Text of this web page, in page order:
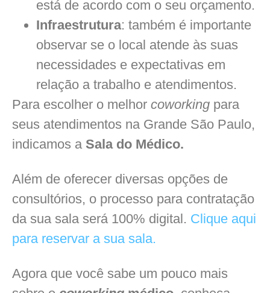
está de acordo com o seu orçamento.
Infraestrutura: também é importante
observar se o local atende às suas
necessidades e expectativas em
relação a trabalho e atendimentos.
Para escolher o melhor coworking para
seus atendimentos na Grande São Paulo,
indicamos a Sala do Médico.
Além de oferecer diversas opções de
consultórios, o processo para contratação
da sua sala será 100% digital. Clique aqui
para reservar a sua sala.
Agora que você sabe um pouco mais